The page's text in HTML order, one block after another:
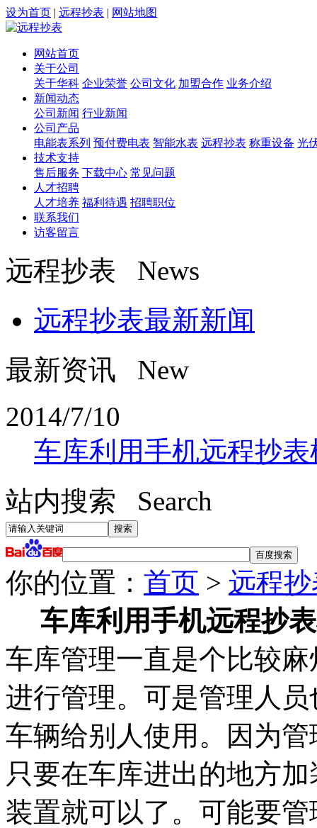
设为首页 | 远程抄表 | 网站地图
网站首页
关于公司
关于华科 企业荣誉 公司文化 加盟合作 业务介绍
新闻动态
公司新闻 行业新闻
公司产品
电能表系列 预付费电表 智能水表 远程抄表 称重设备 光
技术支持
售后服务 下载中心 常见问题
人才招聘
人才培养 福利待遇 招聘职位
联系我们
访客留言
远程抄表 News
远程抄表最新新闻
最新资讯 New
2014/7/10
车库利用手机远程抄
站内搜索 Search
你的位置： 首页 > 远程
车库利用手机远程抄
车库管理一直是个比较
进行管理。可是管理人
车辆给别人使用。因为
只要在车库进出的地方
装置就可以了。可能要